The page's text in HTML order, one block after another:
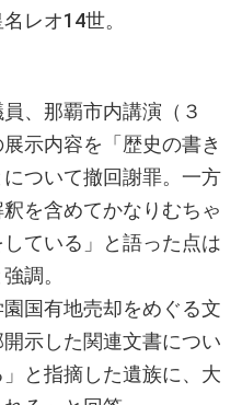
レオ14世。
、那覇市内講演（３
示内容を「歴史の書き
ついて撤回謝罪。一方
を含めてかなりむちゃ
ている」と語った点は
調。
国有地売却をめぐる文
示した関連文書につい
と指摘した遺族に、大